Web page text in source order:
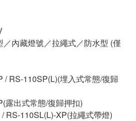
內藏燈號／拉繩式／防水型 (僅
/ RS-110SP(L)(埋入式常態/復歸
露出式常態/復歸押扣)
RS-110SL(L)-XP(拉繩式帶燈)